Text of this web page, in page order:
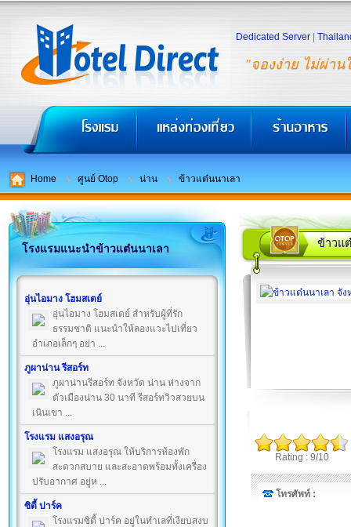
"จองง่าย ไม่ผ่าน
Dedicated Server
Home ศูนย์ Otop น่าน ข้าวแต๋นนาเลา
โรงแรมแนะนำข้าวแต๋นนาเลา
อุ่นไอมาง โฮมสเตย์
อุ่นไอมาง โฮมสเตย์ สำหรับผู้ที่รัก
ธรรมชาติ แนะนำให้ลองแวะไปเที่ยว
อำเภอเล็กๆ อย่า ...
ภูผาน่าน รีสอร์ท
ภูผาน่านรีสอร์ท จังหวัด น่าน ห่างจาก
ตัวเมืองน่าน 30 นาที รีสอร์ทวิวสวยบน
เนินเขา ...
โรงแรม แสงอรุณ
โรงแรม แสงอรุณ ให้บริการห้องพัก
สะดวกสบาย และสะอาดพร้อมทั้งเครื่อง
ปรับอากาศ อยู่ห ...
ซิตี้ ปาร์ค
โรงแรมซิตี้ ปาร์ค อยู่ในทำเลที่เงียบสงบ
ข้าวแ
Rating : 9/10
โทรศัพท์ :